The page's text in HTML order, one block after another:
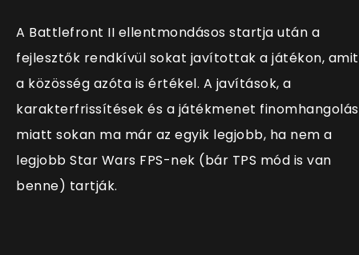
A Battlefront II ellentmondásos startja után a
fejlesztők rendkívül sokat javítottak a játékon, amit
a közösség azóta is értékel. A javítások, a
karakterfrissítések és a játékmenet
miatt sokan ma már az egyik legjobb, ha nem a
legjobb Star Wars FPS-nek (bár TPS mód is van
benne) tartják.